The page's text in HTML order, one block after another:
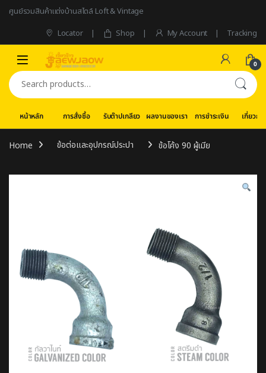
Skip to navigation
Skip to content
ศูนย์รวมสินค้าแต่งบ้านสไตล์ Loft & Vintage
Locator
Shop My Account Tracking
0
Search for:
หน้าหลัก การสั่งซื้อ รับต๊าปเกลียว ผลงานของเรา การชำระเงิน เกี่ยวกับ
Home ข้อต่อและอุปกรณ์ประปา ข้อโค้ง 90 ผู้เมีย